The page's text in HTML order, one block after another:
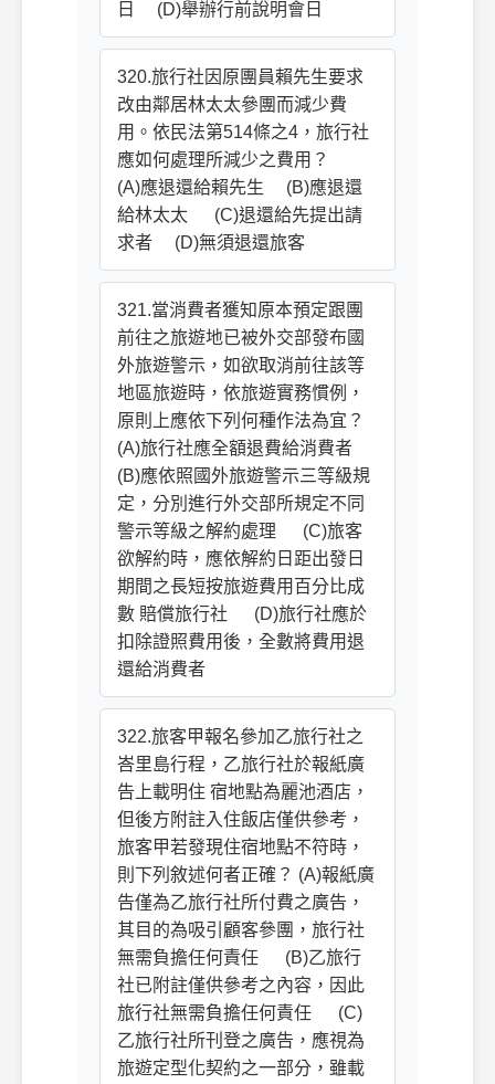
日 (D)舉辦行前說明會日
320.旅行社因原團員賴先生要求
改由鄰居林太太參團而減少費
用。依民法第514條之4，旅行社
應如何處理所減少之費用？
(A)應退還給賴先生 (B)應退還
給林太太 (C)退還給先提出請
求者 (D)無須退還旅客
321.當消費者獲知原本預定跟團
前往之旅遊地已被外交部發布國
外旅遊警示，如欲取消前往該等
地區旅遊時，依旅遊實務慣例，
原則上應依下列何種作法為宜？
(A)旅行社應全額退費給消費者
(B)應依照國外旅遊警示三等級規
定，分別進行外交部所規定不同
警示等級之解約處理 (C)旅客
欲解約時，應依解約日距出發日
期間之長短按旅遊費用百分比成
數 賠償旅行社 (D)旅行社應於
扣除證照費用後，全數將費用退
還給消費者
322.旅客甲報名參加乙旅行社之
峇里島行程，乙旅行社於報紙廣
告上載明住 宿地點為麗池酒店，
但後方附註入住飯店僅供參考，
旅客甲若發現住宿地點不符時，
則下列敘述何者正確？ (A)報紙廣
告僅為乙旅行社所付費之廣告，
其目的為吸引顧客參團，旅行社
無需負擔任何責任 (B)乙旅行
社已附註僅供參考之內容，因此
旅行社無需負擔任何責任 (C)
乙旅行社所刊登之廣告，應視為
旅遊定型化契約之一部分，雖載